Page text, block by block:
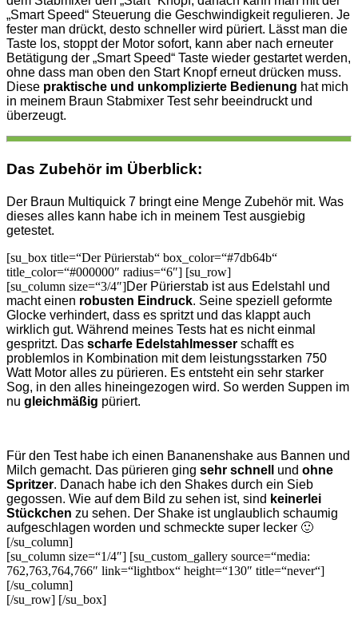
„Smart Speed“ Steuerung die Geschwindigkeit regulieren. Je
fester man drückt, desto schneller wird püriert. Lässt man die
Taste los, stoppt der Motor sofort, kann aber nach erneuter
Betätigung der „Smart Speed“ Taste wieder gestartet werden,
ohne dass man oben den Start Knopf erneut drücken muss.
Diese praktische und unkomplizierte Bedienung hat mich
in meinem Braun Stabmixer Test sehr beeindruckt und
überzeugt.
Das Zubehör im Überblick:
Der Braun Multiquick 7 bringt eine Menge Zubehör mit. Was
dieses alles kann habe ich in meinem Test ausgiebig
getestet.
[su_box title=“Der Pürierstab“ box_color=“#7db64b“
title_color=“#000000″ radius=“6″] [su_row]
[su_column size=“3/4″]Der Pürierstab ist aus Edelstahl und
macht einen robusten Eindruck. Seine speziell geformte
Glocke verhindert, dass es spritzt und das klappt auch
wirklich gut. Während meines Tests hat es nicht einmal
gespritzt. Das scharfe Edelstahlmesser schafft es
problemlos in Kombination mit dem leistungsstarken 750
Watt Motor alles zu pürieren. Es entsteht ein sehr starker
Sog, in den alles hineingezogen wird. So werden Suppen im
nu gleichmäßig püriert.
Für den Test habe ich einen Bananenshake aus Bannen und
Milch gemacht. Das pürieren ging sehr schnell und ohne
Spritzer. Danach habe ich den Shakes durch ein Sieb
gegossen. Wie auf dem Bild zu sehen ist, sind keinerlei
Stückchen zu sehen. Der Shake ist unglaublich schaumig
aufgeschlagen worden und schmeckte super lecker 🙂
[/su_column]
[su_column size=“1/4″] [su_custom_gallery source=“media:
762,763,764,766″ link=“lightbox“ height=“130″ title=“never“]
[/su_column]
[/su_row] [/su_box]